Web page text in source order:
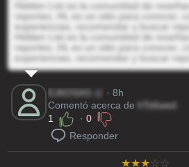
Hidden List es la comunidad de
reportes, HL es un sitio para conocer,
experiencias, recomendar y buscar
Hidden List es la comunidad de
reportes, HL es un sitio para conocer,
experiencias, recomendar y buscar
EJ6OSAS
· 8h
Comentó acerca de
hTs6wed
1
·0
Responder